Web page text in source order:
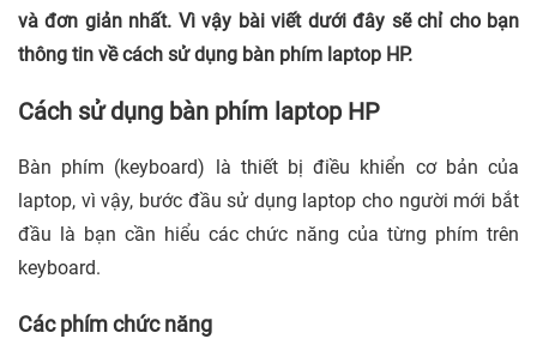
và đơn giản nhất. Vì vậy bài viết dưới đây sẽ chỉ cho bạn
thông tin về cách sử dụng bàn phím laptop HP.
Cách sử dụng bàn phím laptop HP
Bàn phím (keyboard) là thiết bị điều khiển cơ bản của
laptop, vì vậy, bước đầu sử dụng laptop cho người mới bắt
đầu là bạn cần hiểu các chức năng của từng phím trên
keyboard.
Các phím chức năng